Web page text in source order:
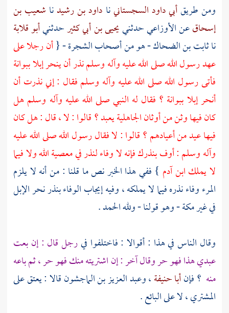
ومن طريقأبي داود السجستانينا داود بن رشيدنا شعيب بن
إسحاقعنالأوزاعيحدثنييحيى بن أبي كثيرحدثنيأبو قلابة
ناثابت بن الضحاك- هو من أصحاب الشجرة - {أن رجلا على
عهد رسول الله صلى الله عليه وآله وسلم نذر أن ينحر إبلاببوانة
فأتى رسول الله صلى الله عليه وآله وسلم فقال : إني نذرت أن
أنحر إبلا ببوانة ؟ فقال له النبي صلى الله عليه وآله وسلم هل
كان فيها وثن من أوثان الجاهلية يعبد ؟ قالوا : لا ، قال : هل كان
فيها عيد من أعيادهم ؟ قالوا : لا فقال رسول الله صلى الله عليه
وآله وسلم : أوف بنذرك فإنه لا وفاء لنذر في معصية الله ولا فيما
لا يملك ابن آدم } ففي هذا الخبر نص ما قلنا : من أنه لا يلزم
المرء وفاء نذره فيما لا يملكه ، وفيه إيجاب الوفاء بنذر نحر الإبل
في غيرمكة- وهو قولنا - ولله الحمد .
وقال الناس في هذا : أقوالا : فاختلفوا فيرجل قال : إن بعت
عبدي هذا فهو حر وقال آخر : إن اشتريته منك فهو حر ، ثم باعه
منه ؟ فإنأبا حنيفة،وعبد العزيز بن الماجشونقالا : يعتق على
المشتري ، لا على البائع .